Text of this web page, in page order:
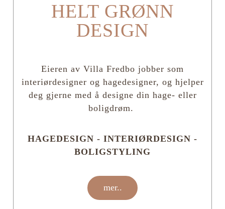
HELT GRØNN
DESIGN
Eieren av Villa Fredbo jobber som
interiørdesigner og hagedesigner, og hjelper
deg gjerne med å designe din hage- eller
boligdrøm.
HAGEDESIGN - INTERIØRDESIGN -
BOLIGSTYLING
mer..